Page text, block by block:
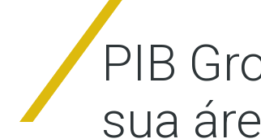
PIB
sua